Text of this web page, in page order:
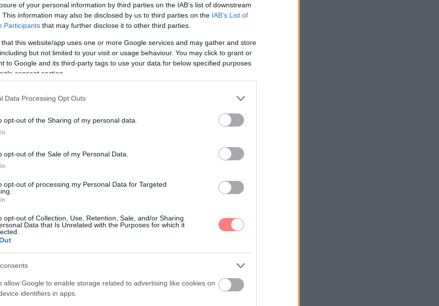
of your personal information by third parties on the IAB’s list of downstream
This information may also be disclosed by us to third parties on the IAB’s List of
Participants that may further disclose it to other third parties.
that this website/app uses one or more Google services and may gather and store
but not limited to your visit or usage behaviour. You may click to grant or
to Google and its third-party tags to use your data for below specified purposes
consent section.
Data Processing Opt Outs
opt-out of the Sharing of my personal data.
opt-out of the Sale of my Personal Data.
opt-out of processing my Personal Data for Targeted
opt-out of Collection, Use, Retention, Sale, and/or Sharing
Data that Is Unrelated with the Purposes for which it
allow Google to enable storage related to advertising like cookies on
identifiers in apps.
készült film, 2020 júliusában a chicagói
tér vissza. Az eredeti cím helyett a
augusztus végéig tekinthetik meg az
re költözik a musical.
de azt már biztosan lehet tudni, hogy a
pedig Paul Rudnick lesz. A
köszönhetjük majd, így igazán eredeti
szívesen látnánk őt Nigel szerepében és nagyon
több mint 10 év után visszatér a színpadra.
Priestly szerepét, mint ő?
szereplőitől tanultunk
jelöltek között
pályázik: hamarosan startol a Modern Love